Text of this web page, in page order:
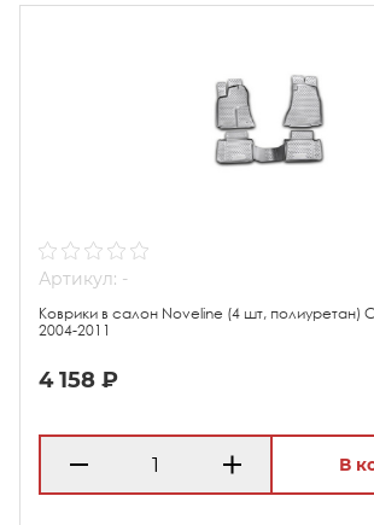
Артикул: -
Коврики в салон Noveline (4 шт, полиуретан)
2004-2011
4 158 ₽
В